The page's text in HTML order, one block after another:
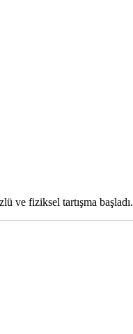
ve fiziksel tartışma başladı.